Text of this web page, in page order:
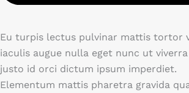
Eu turpis lectus pulvinar mattis tortor
iaculis augue nulla eget nunc ut
justo id orci dictum ipsum imperdiet.
Elementum mattis pharetra gravida